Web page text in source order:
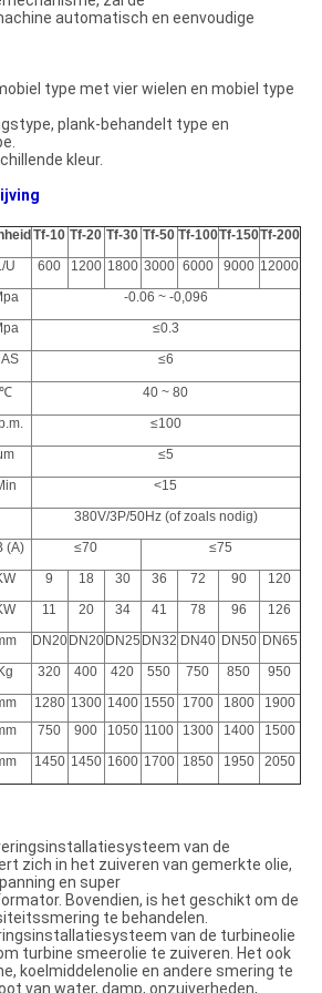
automatisch en eenvoudige
type met vier wielen en mobiel type
plank-behandelt type en
kleur.
Tf-10 Tf-20 Tf-30 Tf-50 Tf-100Tf-150Tf-200
U 600 1200 1800 3000 6000 9000 12000
-0.06 ~ -0,096
≤0.3
≤6
℃
40 ~ 80
≤100
≤5
<15
380V/3P/50Hz (of zoals nodig)
(A) ≤70
≤75
9 18 30 36 72 90
120
11 20 34 41 78 96
126
DN20 DN20 DN25 DN32 DN40 DN50 DN65
Kg 320 400 420 550 750 850
950
1280 1300 1400 1550 1700 1800
1900
750 900 1050 1100 1300 1400
1500
1450 1450 1600 1700 1850 1950 2050
van de
zich in het zuiveren van gemerkte olie,
en super
Bovendien, is het geschikt om de
te behandelen.
van de turbineolie
turbine smeerolie te zuiveren. Het ook
koelmiddelenolie en andere smering te
van water, damp, onzuiverheden,